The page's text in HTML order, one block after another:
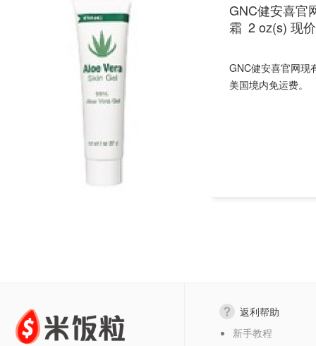
GNC健安喜官
霜 2 oz(s) 现
GNC健安喜官网现
美国境内免运费。
返利帮助
新手教程